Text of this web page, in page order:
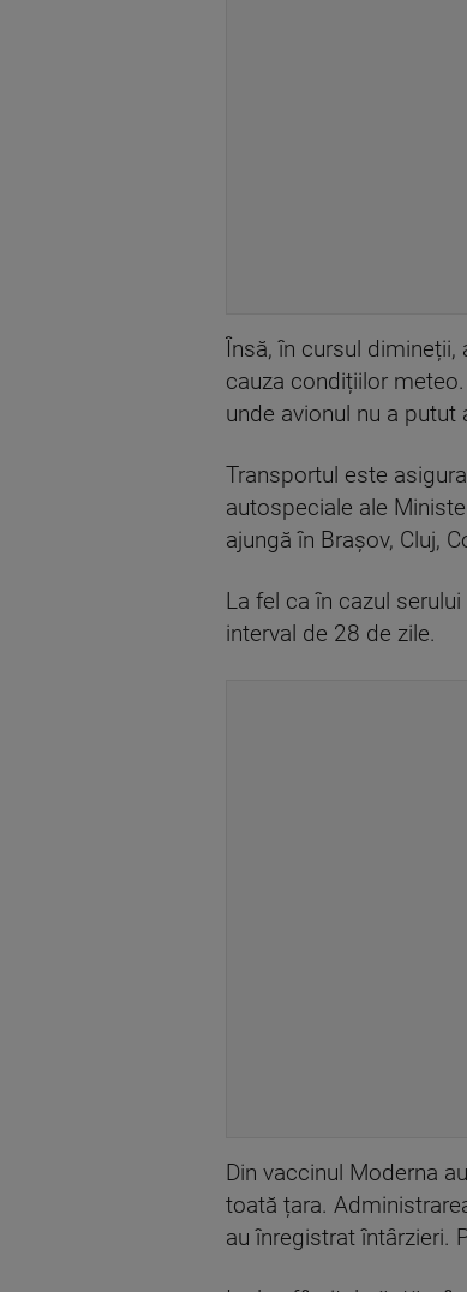
Însă, în cursul
cauza condițiilor
unde avionul nu a
Transportul este
autospeciale ale
ajungă în Brașov, Cluj,
La fel ca în cazul
interval de 28 de zile.
Din vaccinul Moderna
toată țara.
au înregistrat întârzieri.